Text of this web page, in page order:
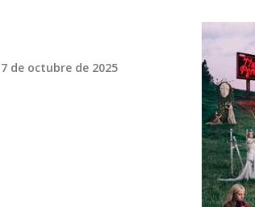
de octubre de 2025